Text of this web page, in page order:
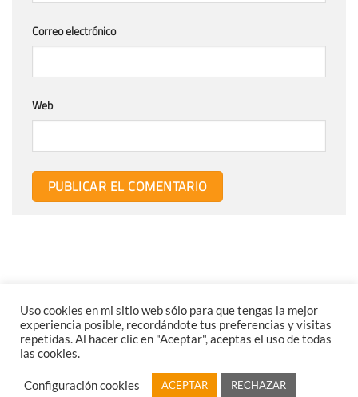
Correo electrónico
Web
POLÍTICA DE PRIVACIDAD POLÍTICA DE COOKIES
Uso cookies en mi sitio web sólo para que tengas la mejor
experiencia posible, recordándote tus preferencias y visitas
repetidas. Al hacer clic en "Aceptar", aceptas el uso de todas
las cookies.
Configuración cookies ACEPTAR RECHAZAR